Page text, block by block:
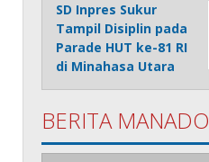
SD Inpres Sukur
Tampil Disiplin pada
Parade HUT ke-81 RI
di Minahasa Utara
BERITA MANADO